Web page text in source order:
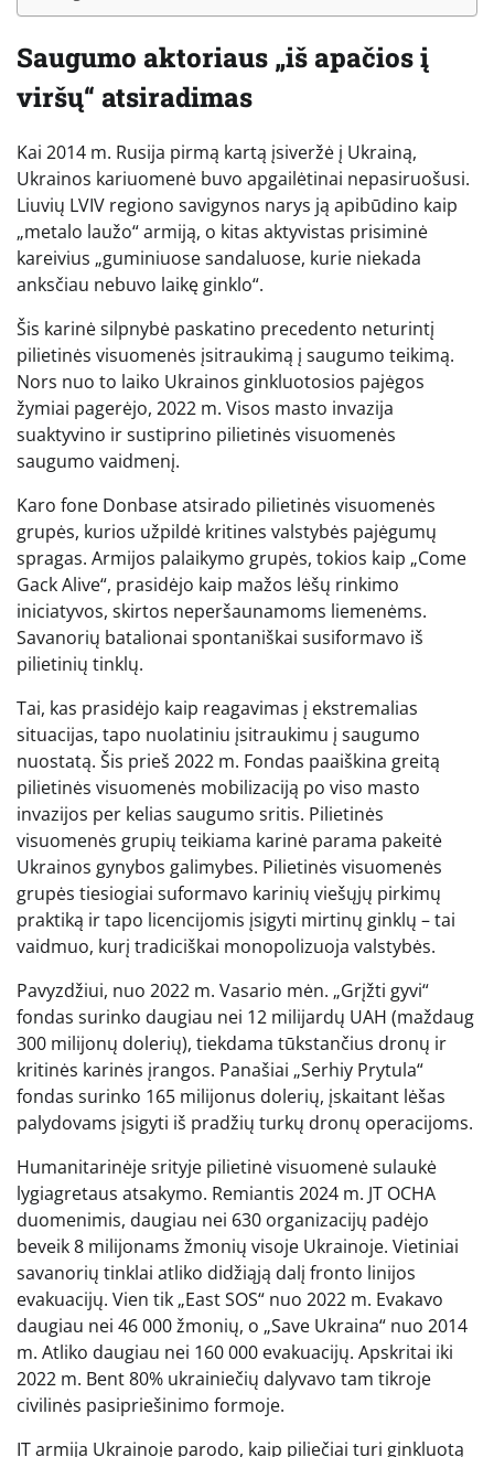
Saugumo aktoriaus „iš apačios į
viršų“ atsiradimas
Kai 2014 m. Rusija pirmą kartą įsiveržė į Ukrainą,
Ukrainos kariuomenė buvo apgailėtinai nepasiruošusi.
Liuvių LVIV regiono savigynos narys ją apibūdino kaip
„metalo laužo“ armiją, o kitas aktyvistas prisiminė
kareivius „guminiuose sandaluose, kurie niekada
anksčiau nebuvo laikę ginklo“.
Šis karinė silpnybė paskatino precedento neturintį
pilietinės visuomenės įsitraukimą į saugumo teikimą.
Nors nuo to laiko Ukrainos ginkluotosios pajėgos
žymiai pagerėjo, 2022 m. Visos masto invazija
suaktyvino ir sustiprino pilietinės visuomenės
saugumo vaidmenį.
Karo fone Donbase atsirado pilietinės visuomenės
grupės, kurios užpildė kritines valstybės pajėgumų
spragas. Armijos palaikymo grupės, tokios kaip „Come
Gack Alive“, prasidėjo kaip mažos lėšų rinkimo
iniciatyvos, skirtos neperšaunamoms liemenėms.
Savanorių batalionai spontaniškai susiformavo iš
pilietinių tinklų.
Tai, kas prasidėjo kaip reagavimas į ekstremalias
situacijas, tapo nuolatiniu įsitraukimu į saugumo
nuostatą. Šis prieš 2022 m. Fondas paaiškina greitą
pilietinės visuomenės mobilizaciją po viso masto
invazijos per kelias saugumo sritis. Pilietinės
visuomenės grupių teikiama karinė parama pakeitė
Ukrainos gynybos galimybes. Pilietinės visuomenės
grupės tiesiogiai suformavo karinių viešųjų pirkimų
praktiką ir tapo licencijomis įsigyti mirtinų ginklų – tai
vaidmuo, kurį tradiciškai monopolizuoja valstybės.
Pavyzdžiui, nuo 2022 m. Vasario mėn. „Grįžti gyvi“
fondas surinko daugiau nei 12 milijardų UAH (maždaug
300 milijonų dolerių), tiekdama tūkstančius dronų ir
kritinės karinės įrangos. Panašiai „Serhiy Prytula“
fondas surinko 165 milijonus dolerių, įskaitant lėšas
palydovams įsigyti iš pradžių turkų dronų operacijoms.
Humanitarinėje srityje pilietinė visuomenė sulaukė
lygiagretaus atsakymo. Remiantis 2024 m. JT OCHA
duomenimis, daugiau nei 630 organizacijų padėjo
beveik 8 milijonams žmonių visoje Ukrainoje. Vietiniai
savanorių tinklai atliko didžiąją dalį fronto linijos
evakuacijų. Vien tik „East SOS“ nuo 2022 m. Evakavo
daugiau nei 46 000 žmonių, o „Save Ukraina“ nuo 2014
m. Atliko daugiau nei 160 000 evakuacijų. Apskritai iki
2022 m. Bent 80% ukrainiečių dalyvavo tam tikroje
civilinės pasipriešinimo formoje.
IT armija Ukrainoje parodo, kaip piliečiai turi ginkluotą